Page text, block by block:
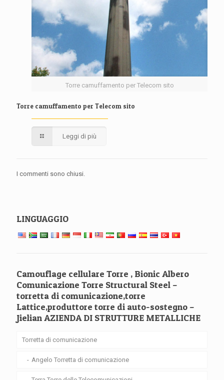
Torre camuffamento per Telecom sito
Torre camuffamento per Telecom sito
Leggi di più
I commenti sono chiusi.
LINGUAGGIO
Camouflage cellulare Torre , Bionic Albero
Comunicazione Torre Structural Steel –
torretta di comunicazione,torre
Lattice,produttore torre di auto-sostegno –
Jielian AZIENDA DI STRUTTURE METALLICHE
Torretta di comunicazione
Angelo Torretta di comunicazione